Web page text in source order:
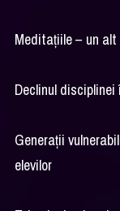
Meditațiile – un
Declinul disciplinei
Generații
elevilor